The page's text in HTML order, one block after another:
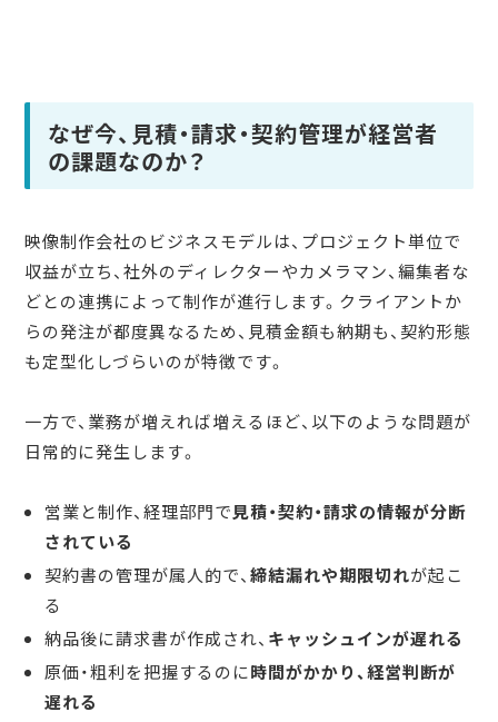
なぜ今、見積・請求・契約管理が経営者
の課題なのか？
映像制作会社のビジネスモデルは、プロジェクト単位で
収益が立ち、社外のディレクターやカメラマン、編集者な
どとの連携によって制作が進行します。クライアントか
らの発注が都度異なるため、見積金額も納期も、契約形態
も定型化しづらいのが特徴です。
一方で、業務が増えれば増えるほど、以下のような問題が
日常的に発生します。
営業と制作、経理部門で見積・契約・請求の情報が分断
されている
契約書の管理が属人的で、締結漏れや期限切れが起こ
る
納品後に請求書が作成され、 キャッシュインが遅れる
原価・粗利を把握するのに時間がかかり、経営判断が
遅れる